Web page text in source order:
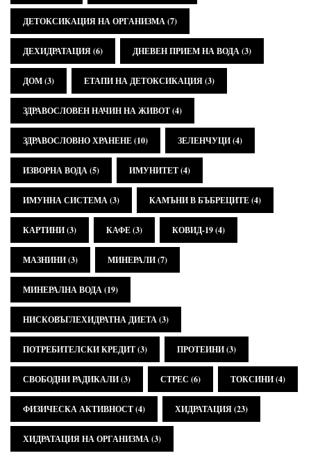
ДЕТОКСИКАЦИЯ НА ОРГАНИЗМА(7)
ДЕХИДРАТАЦИЯ(6) ДНЕВЕН ПРИЕМ НА ВОДА(3)
ДОМ(3) ЕТАПИ НА ДЕТОКСИКАЦИЯ(3)
ЗДРАВОСЛОВЕН НАЧИН НА ЖИВОТ(4)
ЗДРАВОСЛОВНО ХРАНЕНЕ(10) ЗЕЛЕНЧУЦИ(4)
ИЗВОРНА ВОДА(5) ИМУНИТЕТ(4)
ИМУННА СИСТЕМА(3) КАМЪНИ В БЪБРЕЦИТЕ(4)
КАРТИНИ(3) КАФЕ(3) КОВИД-19(4)
МАЗНИНИ(3) МИНЕРАЛИ(7)
МИНЕРАЛНА ВОДА(19)
НИСКОВЪГЛЕХИДРАТНА ДИЕТА(3)
ПОТРЕБИТЕЛСКИ КРЕДИТ(3) ПРОТЕИНИ(3)
СВОБОДНИ РАДИКАЛИ(3) СТРЕС (6) ТОКСИНИ(4)
ФИЗИЧЕСКА АКТИВНОСТ(4) ХИДРАТАЦИЯ(23)
ХИДРАТАЦИЯ НА ОРГАНИЗМА(3)